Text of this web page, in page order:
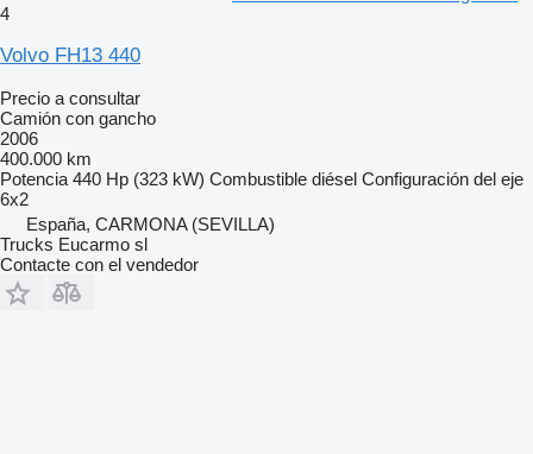
4
Volvo FH13 440
Precio a consultar
Camión con gancho
2006
400.000 km
Potencia 440 Hp (323 kW) Combustible diésel Configuración del eje
6x2
España, CARMONA (SEVILLA)
Trucks Eucarmo sl
Contacte con el vendedor